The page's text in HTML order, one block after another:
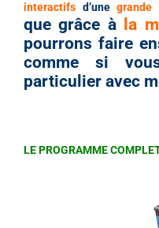
interactifs d’unegrande
que grâce à la
pourrons faire
comme si
particulier avec
LE PROGRAMME